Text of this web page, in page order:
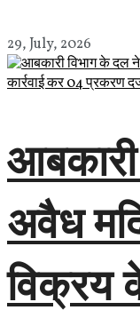
29, July, 2026
अवैध
विक्रय